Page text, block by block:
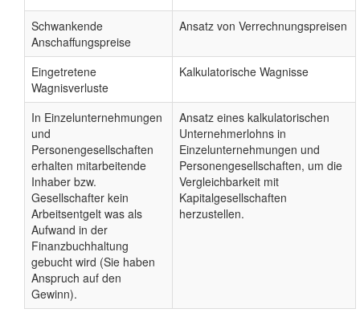
Schwankende
Anschaffungspreise
Ansatz von Verrechnungspreisen
Eingetretene
Wagnisverluste
Kalkulatorische Wagnisse
In Einzelunternehmungen
und
Personengesellschaften
erhalten mitarbeitende
Inhaber bzw.
Gesellschafter kein
Arbeitsentgelt was als
Aufwand in der
Finanzbuchhaltung
gebucht wird (Sie haben
Anspruch auf den
Gewinn).
Ansatz eines kalkulatorischen
Unternehmerlohns in
Einzelunternehmungen und
Personengesellschaften, um die
Vergleichbarkeit mit
Kapitalgesellschaften
herzustellen.